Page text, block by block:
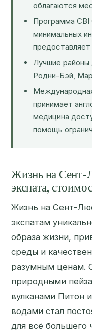
облагаются
Программа
минимальных
Лучшие районы
Родни-Бэй,
принимает
медицина
помощь
Жизнь на
экспата,
Жизнь на Сент-
экспатам
образа жизни,
среды и
разумным ценам.
природными
вулканами Питон
водами стал
для всё большего